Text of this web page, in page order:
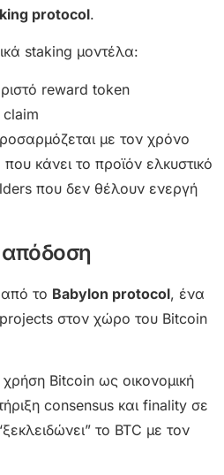
protocol.
staking μοντέλα:
reward token
claim
με τον χρόνο
που κάνει το προϊόν ελκυστικό
που δεν θέλουν ενεργή
απόδοση
το Babylon protocol, ένα
στον χώρο του Bitcoin
Bitcoin ως οικονομική
consensus και finality σε
το BTC με τον